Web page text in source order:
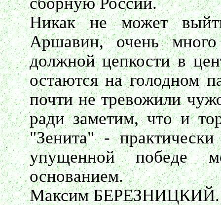
Никак не может
Аршавин, очень
должной цепкости в
остаются на голодном
почти не тревожили
ради заметим, что и
"Зенита" -
упущенной победе
основанием.
Максим БЕРЕЗНИЦКИЙ.